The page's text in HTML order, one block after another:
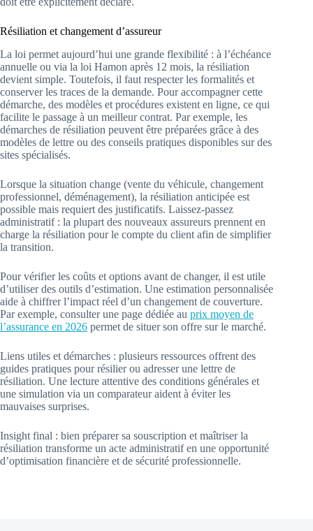
Résiliation et changement d’assureur
La loi permet aujourd’hui une grande flexibilité : à l’échéance
annuelle ou via la loi Hamon après 12 mois, la résiliation
devient simple. Toutefois, il faut respecter les formalités et
conserver les traces de la demande. Pour accompagner cette
démarche, des modèles et procédures existent en ligne, ce qui
facilite le passage à un meilleur contrat. Par exemple, les
démarches de résiliation peuvent être préparées grâce à des
modèles de lettre ou des conseils pratiques disponibles sur des
sites spécialisés.
Lorsque la situation change (vente du véhicule, changement
professionnel, déménagement), la résiliation anticipée est
possible mais requiert des justificatifs. Laissez‑passez
administratif : la plupart des nouveaux assureurs prennent en
charge la résiliation pour le compte du client afin de simplifier
la transition.
Pour vérifier les coûts et options avant de changer, il est utile
d’utiliser des outils d’estimation. Une estimation personnalisée
aide à chiffrer l’impact réel d’un changement de couverture.
Par exemple, consulter une page dédiée au prix moyen de
l’assurance en 2026 permet de situer son offre sur le marché.
Liens utiles et démarches : plusieurs ressources offrent des
guides pratiques pour résilier ou adresser une lettre de
résiliation. Une lecture attentive des conditions générales et
une simulation via un comparateur aident à éviter les
mauvaises surprises.
Insight final : bien préparer sa souscription et maîtriser la
résiliation transforme un acte administratif en une opportunité
d’optimisation financière et de sécurité professionnelle.